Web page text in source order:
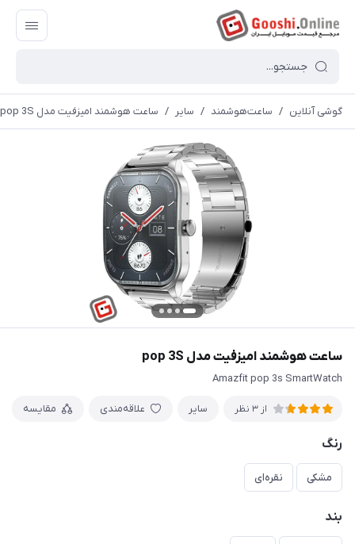
گوشی آنلاین / ساعت‌هوشمند / سایر / ساعت هوشمند امیزفیت مدل pop 3S
ساعت هوشمند امیزفیت مدل pop 3S
Amazfit pop 3s SmartWatch
از 3 نظر سایر علاقه‌مندی مقایسه
رنگ
مشکی نقره‌ای
بند